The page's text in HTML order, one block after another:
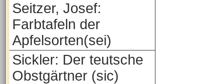
Seitzer, Josef:
Farbtafeln der
Apfelsorten(sei)
Sickler: Der teutsche
Obstgärtner (sic)